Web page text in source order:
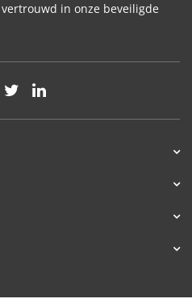
in onze beveiligde